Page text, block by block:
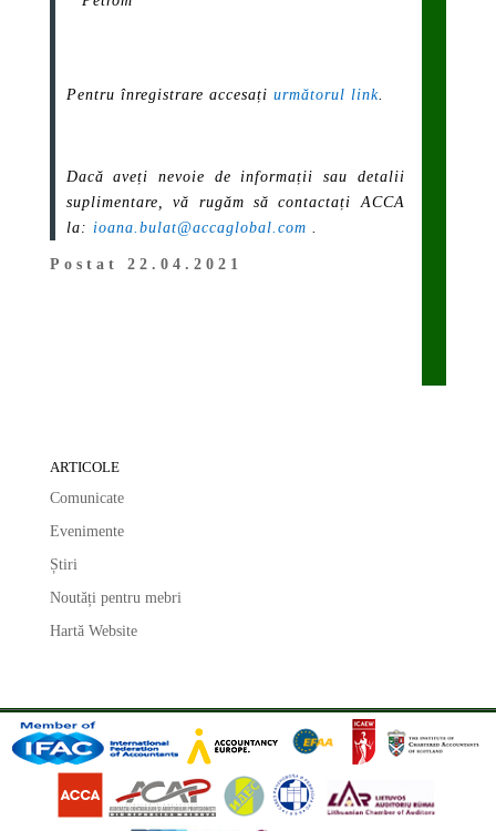
Pentru înregistrare accesați următorul link.
Dacă aveți nevoie de informații sau detalii
suplimentare, vă rugăm să contactați ACCA
la: ioana.bulat@accaglobal.com
Postat 22.04.2021
ARTICOLE
Comunicate
Evenimente
Știri
Noutăți pentru mebri
Hartă Website